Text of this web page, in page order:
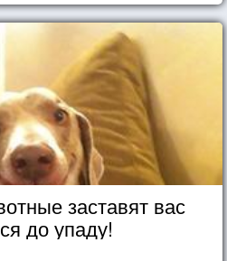
заставят вас
до упаду!